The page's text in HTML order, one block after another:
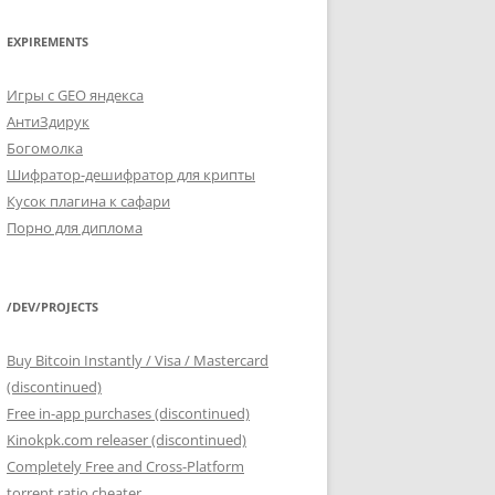
EXPIREMENTS
Игры с GEO яндекса
АнтиЗдирук
Богомолка
Шифратор-дешифратор для крипты
Кусок плагина к сафари
Порно для диплома
/DEV/PROJECTS
Buy Bitcoin Instantly / Visa / Mastercard
(discontinued)
Free in-app purchases (discontinued)
Kinokpk.com releaser (discontinued)
Completely Free and Cross-Platform